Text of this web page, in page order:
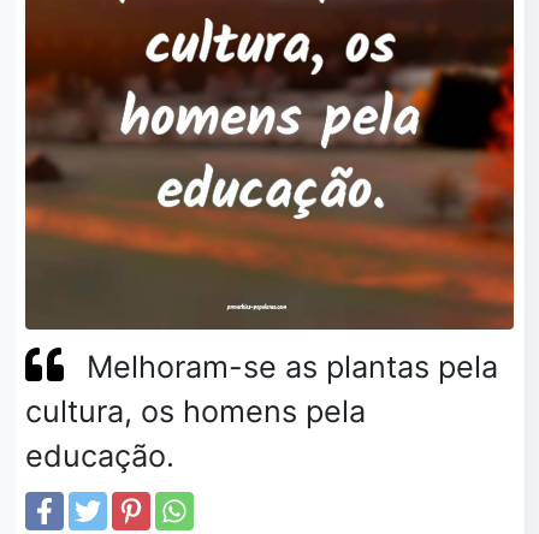
Melhoram-se as plantas pela
cultura, os homens pela
educação.